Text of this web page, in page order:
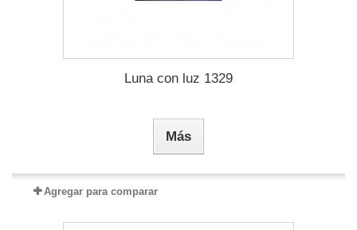
Luna con luz 1329
Más
Agregar para comparar